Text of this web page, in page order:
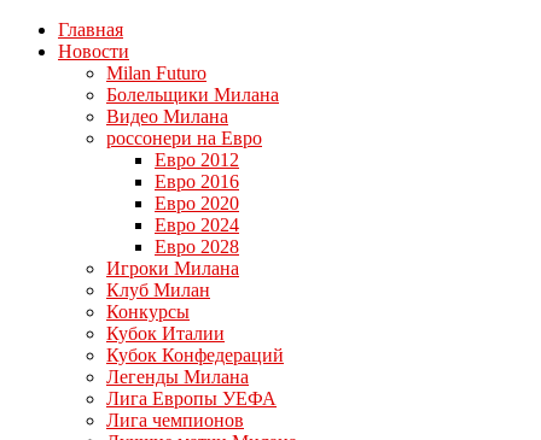
Главная
Новости
Milan Futuro
Болельщики Милана
Видео Милана
россонери на Евро
Евро 2012
Евро 2016
Евро 2020
Евро 2024
Евро 2028
Игроки Милана
Клуб Милан
Конкурсы
Кубок Италии
Кубок Конфедераций
Легенды Милана
Лига Европы УЕФА
Лига чемпионов